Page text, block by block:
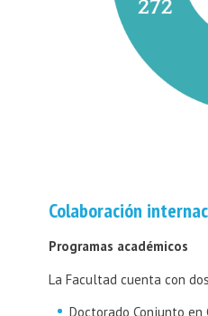
Colaboración
Programas académicos
La Facultad cuenta con
Doctorado Conjunto en